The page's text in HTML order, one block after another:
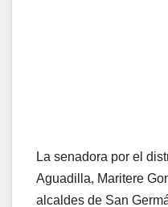
La senadora por el
Aguadilla, Maritere
alcaldes de San